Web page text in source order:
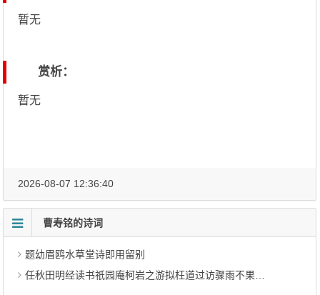
暂无
赏析：
暂无
2026-08-07 12:36:40
曹寿铭的诗词
题幼眉鸥水草堂诗即用留别
任秋田明经读书祇园庵柯岩之游拟枉道过访骤雨不果诗以寄怀